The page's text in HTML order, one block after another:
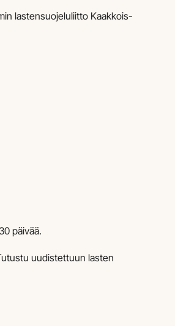
lastensuojeluliitto Kaakkois-
päivää.
uudistettuun lasten